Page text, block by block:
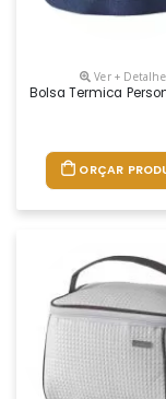
Ver +
Bolsa Termica
ORÇAR